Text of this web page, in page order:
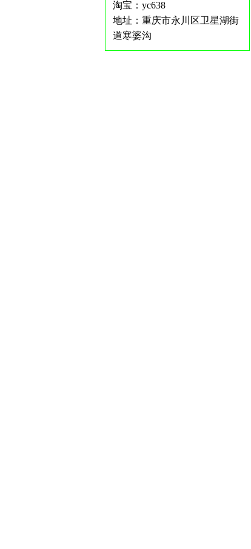
淘宝：yc638
地址：重庆市永川区卫星湖街
道寒婆沟